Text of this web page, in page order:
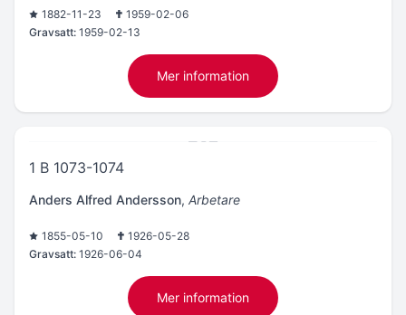
1882-11-23
1959-02-06
Gravsatt: 1959-02-13
Mer information
1 B 1073-1074
Anders Alfred Andersson, Arbetare
1855-05-10
1926-05-28
Gravsatt: 1926-06-04
Mer information